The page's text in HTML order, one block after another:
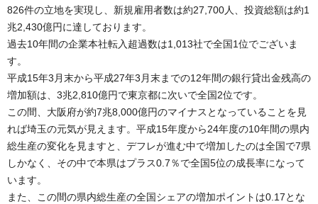
826件の立地を実現し、新規雇用者数は約27,700人、投資総額は約1
兆2,430億円に達しております。
過去10年間の企業本社転入超過数は1,013社で全国1位でございま
す。
平成15年3月末から平成27年3月末までの12年間の銀行貸出金残高の
増加額は、3兆2,810億円で東京都に次いで全国2位です。
この間、大阪府が約7兆8,000億円のマイナスとなっていることを見
れば埼玉の元気が見えます。平成15年度から24年度の10年間の県内
総生産の変化を見ますと、デフレが進む中で増加したのは全国で7県
しかなく、その中で本県はプラス0.7％で全国5位の成長率になって
います。
また、この間の県内総生産の全国シェアの増加ポイントは0.17とな